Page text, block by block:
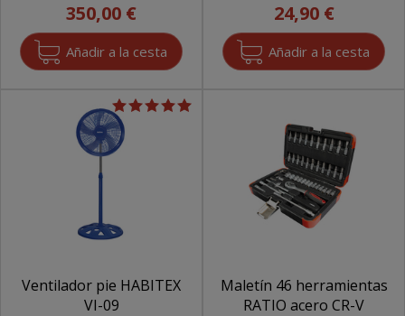
350,00 € 24,90 €
Ventilador pie HABITEX
VI-09
Maletín 46 herramientas
RATIO acero CR-V